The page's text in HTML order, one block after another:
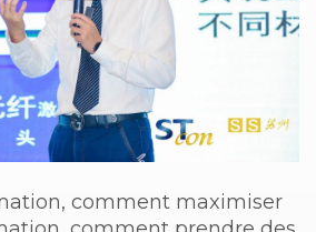
comment maximiser